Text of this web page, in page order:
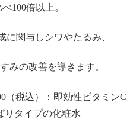
100倍以上。
に関与しシワやたるみ、
みの改善を導きます。
（税込）：即効性ビタミンC
りタイプの化粧水